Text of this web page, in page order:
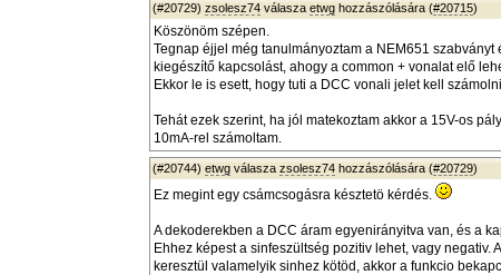
(#20729) zsolesz74 válasza etwg hozzászólására (#20715)
Köszönöm szépen.
Tegnap éjjel még tanulmányoztam a NEM651
kiegészítő kapcsolást, ahogy a common + vonalat elő
Ekkor le is esett, hogy tuti a DCC vonali jelet kell
Tehát ezek szerint, ha jól matekoztam akkor a 15V-os
10mA-rel számoltam.
(#20744) etwg válasza zsolesz74 hozzászólására (#20729)
Ez megint egy csámcsogásra késztetö kérdés.
A dekoderekben a DCC áram egyenirányitva van, és a
Ehhez képest a sinfeszültség pozitiv lehet, vagy
keresztül valamelyik sinhez kötöd, akkor a funkcio